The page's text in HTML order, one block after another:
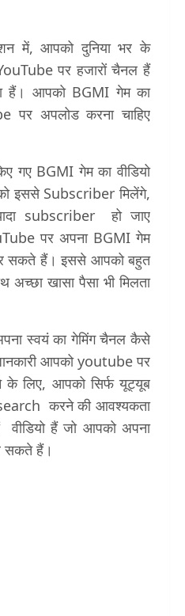
में, आपको दुनिया भर के
पर हजारों चैनल हैं
आपको BGMI गेम का
पर अपलोड करना चाहिए
गए BGMI गेम का वीडियो
इससे Subscriber मिलेंगे,
subscriber हो जाए
पर अपना BGMI गेम
सकते हैं। इससे आपको बहुत
खासा पैसा भी मिलता
स्वयं का गेमिंग चैनल कैसे
आपको youtube पर
के लिए, आपको सिर्फ यूट्यूब
करने की आवश्यकता
हैं जो आपको अपना
सकते हैं।